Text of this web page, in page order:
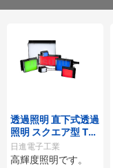
透過照明 直下式透過
照明 スクエア型 TD
シリーズ
日進電子工業
高輝度照明です。